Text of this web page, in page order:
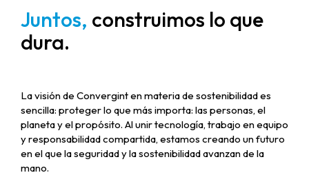
Juntos, construimos lo que
dura.
La visión de Convergint en materia de sostenibilidad es
sencilla: proteger lo que más importa: las personas, el
planeta y el propósito. Al unir tecnología, trabajo en equipo
y responsabilidad compartida, estamos creando un futuro
en el que la seguridad y la sostenibilidad avanzan de la
mano.